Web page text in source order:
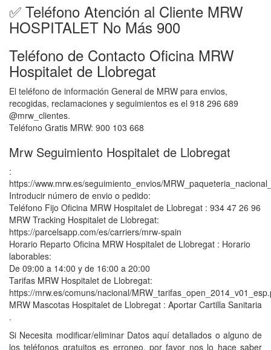
✅ Teléfono Atención al Cliente MRW
HOSPITALET No Más 900
Teléfono de Contacto Oficina MRW
Hospitalet de Llobregat
El teléfono de información General de MRW para envios,
recogidas, reclamaciones y seguimientos es el 918 296 689
@mrw_clientes.
Teléfono Gratis MRW: 900 103 668
Mrw Seguimiento Hospitalet de Llobregat
:
https://www.mrw.es/seguimiento_envios/
Introducir número de envio o pedido:
Teléfono Fijo Oficina MRW Hospitalet de Llobregat : 934 47 26 96
MRW Tracking Hospitalet de Llobregat:
https://parcelsapp.com/es/carriers/mrw-spain
Horario Reparto Oficina MRW Hospitalet de Llobregat : Horario
laborables:
De 09:00 a 14:00 y de 16:00 a 20:00
Tarifas MRW Hospitalet de Llobregat:
https://mrw.es/comuns/nacional/
MRW Mascotas Hospitalet de Llobregat : Aportar Cartilla Sanitaria
.
Si Necesita modificar/eliminar Datos aquí detallados o alguno de
los teléfonos gratuitos es erroneo, por favor nos lo hace saber